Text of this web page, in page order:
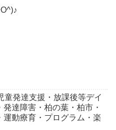
発達支援・放課後等デイ
発達障害・柏の葉・柏市・
運動療育・プログラム・楽